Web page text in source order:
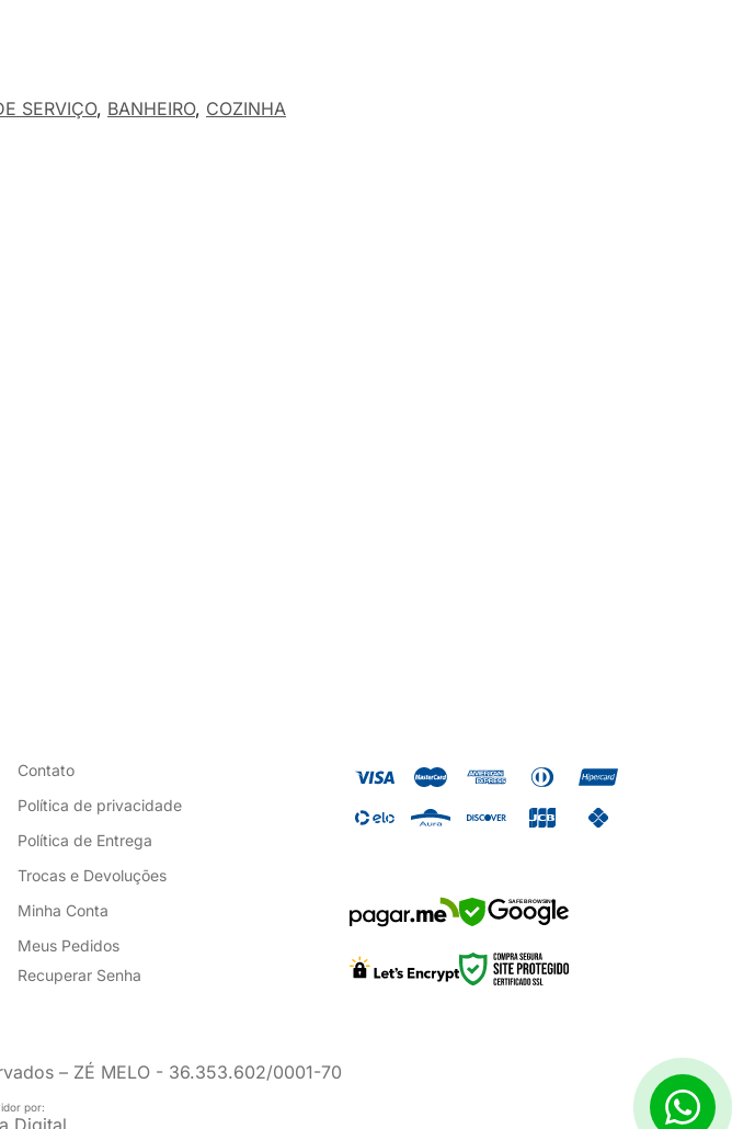
SERVIÇO, BANHEIRO, COZINHA
Contato
Política de privacidade
Política de Entrega
Trocas e Devoluções
Minha Conta
Meus Pedidos
Recuperar Senha
SAFE BROWSING
– ZÉ MELO - 36.353.602/0001-70
por: